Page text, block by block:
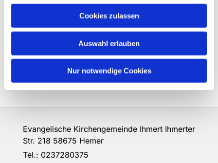
Cookies zulassen
Auswahl erlauben
Nur notwendige Cookies
Evangelische Kirchengemeinde Ihmert Ihmerter
Str. 218 58675 Hemer
Tel.: 0237280375